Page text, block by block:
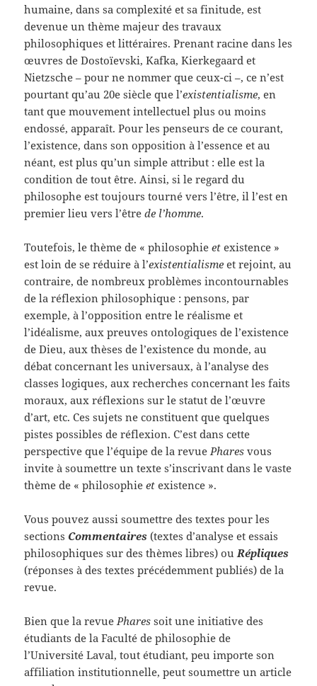
humaine, dans sa complexité et sa finitude, est
devenue un thème majeur des travaux
philosophiques et littéraires. Prenant racine dans les
œuvres de Dostoïevski, Kafka, Kierkegaard et
Nietzsche – pour ne nommer que ceux-ci –, ce n’est
pourtant qu’au 20e siècle que l’existentialisme, en
tant que mouvement intellectuel plus ou moins
endossé, apparaît. Pour les penseurs de ce courant,
l’existence, dans son opposition à l’essence et au
néant, est plus qu’un simple attribut : elle est la
condition de tout être. Ainsi, si le regard du
philosophe est toujours tourné vers l’être, il l’est en
premier lieu vers l’êtrede l’homme.
Toutefois, le thème de « philosophieetexistence »
est loin de se réduire à l’existentialismeet rejoint, au
contraire, de nombreux problèmes incontournables
de la réflexion philosophique : pensons, par
exemple, à l’opposition entre le réalisme et
l’idéalisme, aux preuves ontologiques de l’existence
de Dieu, aux thèses de l’existence du monde, au
débat concernant les universaux, à l’analyse des
classes logiques, aux recherches concernant les faits
moraux, aux réflexions sur le statut de l’œuvre
d’art, etc. Ces sujets ne constituent que quelques
pistes possibles de réflexion. C’est dans cette
perspective que l’équipe de la revue Pharesvous
invite à soumettre un texte s’inscrivant dans le vaste
thème de « philosophieetexistence ».
Vous pouvez aussi soumettre des textes pour les
sections Commentaires (textes d’analyse et essais
philosophiques sur des thèmes libres) ou Répliques
(réponses à des textes précédemment publiés) de la
revue.
Bien que la revue Phares soit une initiative des
étudiants de la Faculté de philosophie de
l’Université Laval, tout étudiant, peu importe son
affiliation institutionnelle, peut soumettre un article